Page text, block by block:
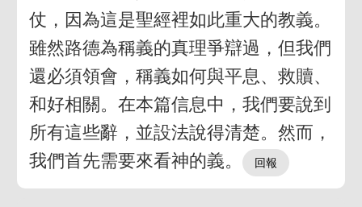
仗，因為這是聖經裡如此重大的教義。
雖然路德為稱義的真理爭辯過，但我們
還必須領會，稱義如何與平息、救贖、
和好相關。在本篇信息中，我們要說到
所有這些辭，並設法說得清楚。然而，
我們首先需要來看神的義。